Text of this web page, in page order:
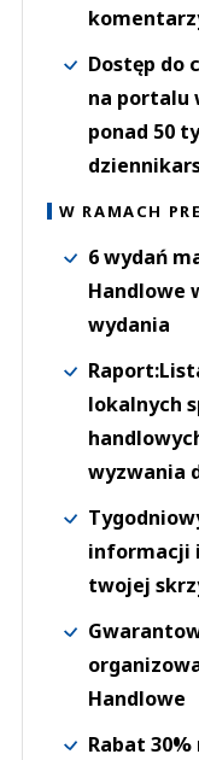
Dostęp do
na portalu
ponad 50
W RAMACH
6 wydań
Handlowe
wydania
lokalnych
wyzwania
informacji
twojej
Handlowe
Rabat